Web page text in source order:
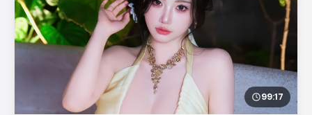
99:17